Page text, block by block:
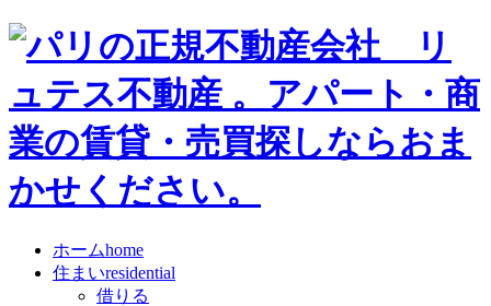
ホームhome
住まいresidential
借りる